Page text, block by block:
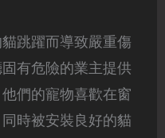
跳躍而導致嚴重傷
有危險的業主提供
們的寵物喜歡在窗
時被安裝良好的貓